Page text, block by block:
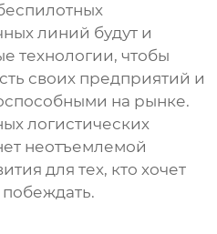
линий будут и
технологии, чтобы
своих предприятий и
на рынке.
логистических
неотъемлемой
для тех, кто хочет